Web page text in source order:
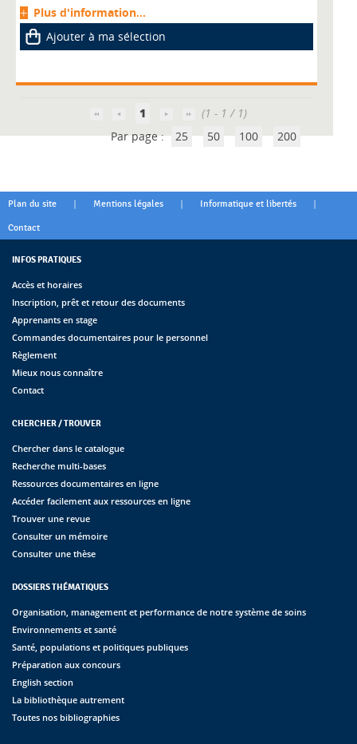
Plus d'information...
Ajouter à ma sélection
1
(1 - 1 / 1)
Par page : 25 50 100 200
Plan du site | Mentions légales | Informatique et libertés |
Contact
INFOS PRATIQUES
Accès et horaires
Inscription, prêt et retour des documents
Apprenants en stage
Commandes documentaires pour le personnel
Règlement
Mieux nous connaître
Contact
CHERCHER / TROUVER
Chercher dans le catalogue
Recherche multi-bases
Ressources documentaires en ligne
Accéder facilement aux ressources en ligne
Trouver une revue
Consulter un mémoire
Consulter une thèse
DOSSIERS THÉMATIQUES
Organisation, management et performance de notre système de soins
Environnements et santé
Santé, populations et politiques publiques
Préparation aux concours
English section
La bibliothèque autrement
Toutes nos bibliographies